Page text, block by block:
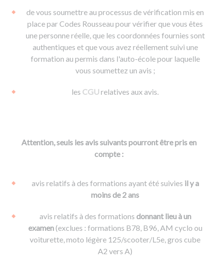
de vous soumettre au processus de vérification mis en
place par Codes Rousseau pour vérifier que vous êtes
une personne réelle, que les coordonnées fournies sont
authentiques et que vous avez réellement suivi une
formation au permis dans l'auto-école pour laquelle
vous soumettez un avis ;
les CGUrelatives aux avis.
Attention, seuls les avis suivants pourront être pris en
compte :
avis relatifs à des formations ayant été suivies il y a
moins de 2 ans
avis relatifs à des formations donnant lieu à un
examen(exclues : formations B78, B96, AM cyclo ou
voiturette, moto légère 125/scooter/L5e, gros cube
A2 vers A)